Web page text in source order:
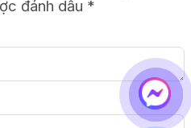
đánh dấu *